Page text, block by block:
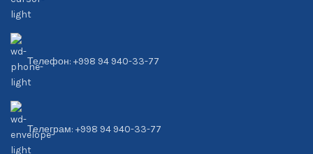
Телефон: +998 94 940-33-77
Телеграм: +998 94 940-33-77